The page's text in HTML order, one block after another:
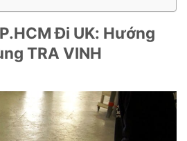
Đi UK: Hướng
TRA VINH